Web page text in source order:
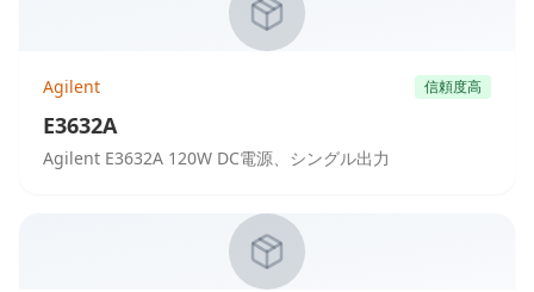
Agilent 信頼度高
E3632A
Agilent E3632A 120W DC電源、シングル出力